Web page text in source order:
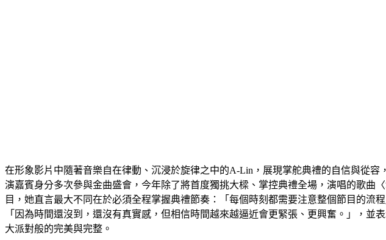
在形象影片中隨著音樂自在律動、沉浸於旋律之中的A-Lin，展現掌舵典禮的自信與從
演嘉賓身分多次參與金曲盛會，今年除了將首度獨挑大樑、掌控典禮全場，演唱的歌
目，她直言最大不同在於必須全程掌握典禮節奏：「每個時刻都需要注意整個節目的
「因為時間還沒到，還沒有真實感，但相信時間越來越逼近會更緊張、更興奮。」，
大派對般的完美與完整。